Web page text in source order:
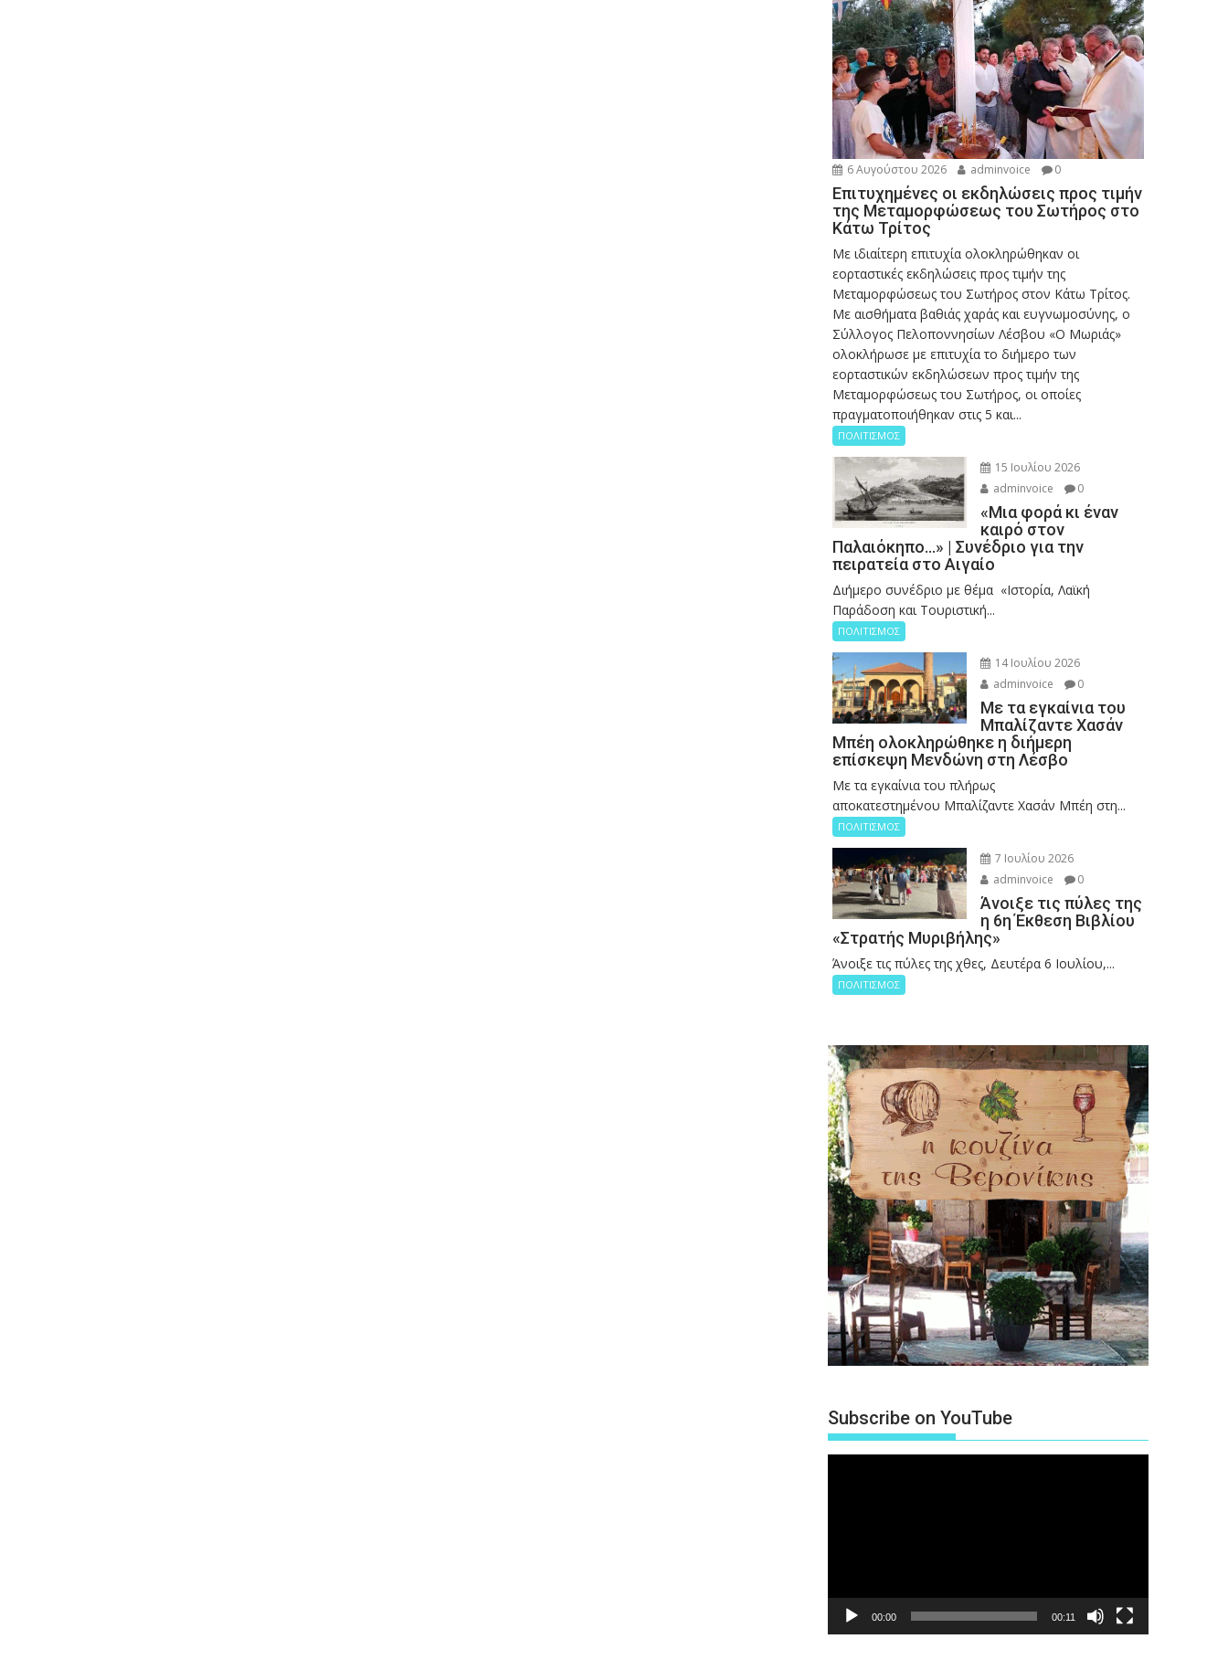
6 Αυγούστου 2026 adminvoice 0
Επιτυχημένες οι εκδηλώσεις προς τιμήν
της Μεταμορφώσεως του Σωτήρος στο
Κάτω Τρίτος
Με ιδιαίτερη επιτυχία ολοκληρώθηκαν οι
εορταστικές εκδηλώσεις προς τιμήν της
Μεταμορφώσεως του Σωτήρος στον Κάτω Τρίτος.
Με αισθήματα βαθιάς χαράς και ευγνωμοσύνης, ο
Σύλλογος Πελοποννησίων Λέσβου «Ο Μωριάς»
ολοκλήρωσε με επιτυχία το διήμερο των
εορταστικών εκδηλώσεων προς τιμήν της
Μεταμορφώσεως του Σωτήρος, οι οποίες
πραγματοποιήθηκαν στις 5 και...
ΠΟΛΙΤΙΣΜΟΣ
15 Ιουλίου 2026
adminvoice
0
«Μια φορά κι έναν
καιρό στον
Παλαιόκηπο…» | Συνέδριο για την
πειρατεία στο Αιγαίο
Διήμερο συνέδριο με θέμα «Ιστορία, Λαϊκή
Παράδοση και Τουριστική...
ΠΟΛΙΤΙΣΜΟΣ
14 Ιουλίου 2026
adminvoice
0
Με τα εγκαίνια του
Μπαλίζαντε Χασάν
Μπέη ολοκληρώθηκε η διήμερη
επίσκεψη Μενδώνη στη Λέσβο
Με τα εγκαίνια του πλήρως
αποκατεστημένου Μπαλίζαντε Χασάν Μπέη στη...
ΠΟΛΙΤΙΣΜΟΣ
7 Ιουλίου 2026
adminvoice
0
Άνοιξε τις πύλες της
η 6η Έκθεση Βιβλίου
«Στρατής Μυριβήλης»
Άνοιξε τις πύλες της χθες, Δευτέρα 6 Ιουλίου,...
ΠΟΛΙΤΙΣΜΟΣ
Subscribe on YouTube
00:00 00:11